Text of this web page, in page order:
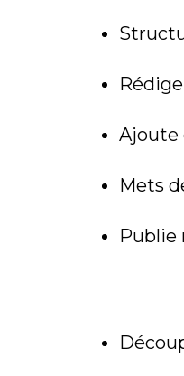
Ajoute
Mets
Publie